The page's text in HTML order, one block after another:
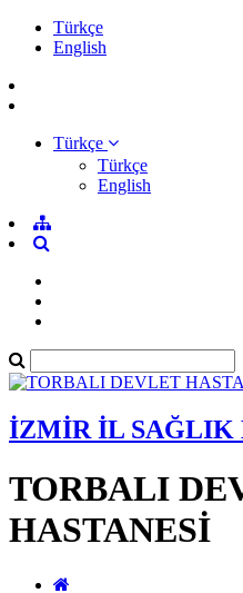
Türkçe
English
Türkçe
Türkçe
English
İZMİR İL SAĞLIK
TORBALI
HASTANESİ